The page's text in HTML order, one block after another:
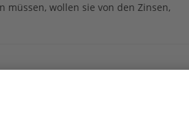
müssen, wollen sie von den Zinsen,
keinen besonders guten
aber der Umwelt möglichst wenig